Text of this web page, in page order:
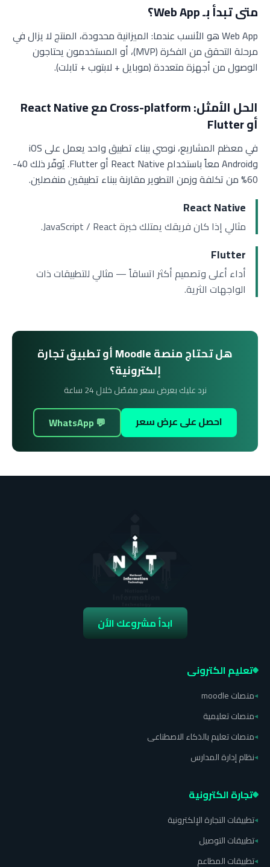
متى تبدأ بـ Web App؟
Web App هو الأنسب عندما: الميزانية محدودة، المنتج لا يزال في
مرحلة التحقق من الفكرة (MVP)، أو المستخدمون يحتاجون
الوصول من أجهزة متعددة (موبايل + لابتوب + تابلت).
الحل الأمثل: Cross-platform مع React Native
أو Flutter
في معظم المشاريع، نوصي ببناء تطبيق واحد يعمل على iOS
وAndroid معاً باستخدام React Native أو Flutter. يُوفّر ذلك 40-
60% من تكلفة وزمن التطوير مقارنة ببناء تطبيقين منفصلين.
React Native
مثالي إذا كان فريقك يمتلك خبرة JavaScript / React.
Flutter
أداء أعلى وتصميم أكثر اتساقاً — مثالي للتطبيقات ذات
الواجهات الثرية.
هل تحتاج منصة Moodle أو تطبيق تجارة
إلكترونية؟
نرد عليك بعرض سعر مفصّل خلال 24 ساعة
احصل على عرض سعر 💬 WhatsApp
ابدأ مشروعك الأن
تعليم الكترونى
◂منصات moodle
◂منصات تعليمية
◂منصات تعليم بالذكاء الاصطناعى
◂نظام إدارة المدارس
تجارة الكترونية
◂تطبيقات التجارة الإلكترونية
◂تطبيقات التوصيل
◂تطبيقات المطاعم